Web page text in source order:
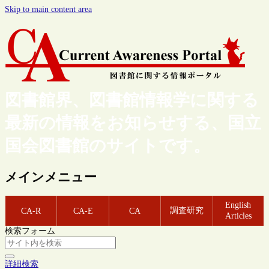
Skip to main content area
図書館界、図書館情報学に関する
最新の情報をお知らせする、国立
国会図書館のサイトです。
メインメニュー
CA-R CA-E CA 調査研究
English
Articles
検索フォーム
詳細検索